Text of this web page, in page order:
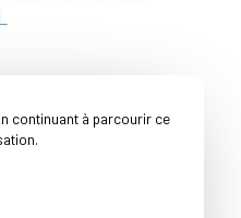
continuant à parcourir ce